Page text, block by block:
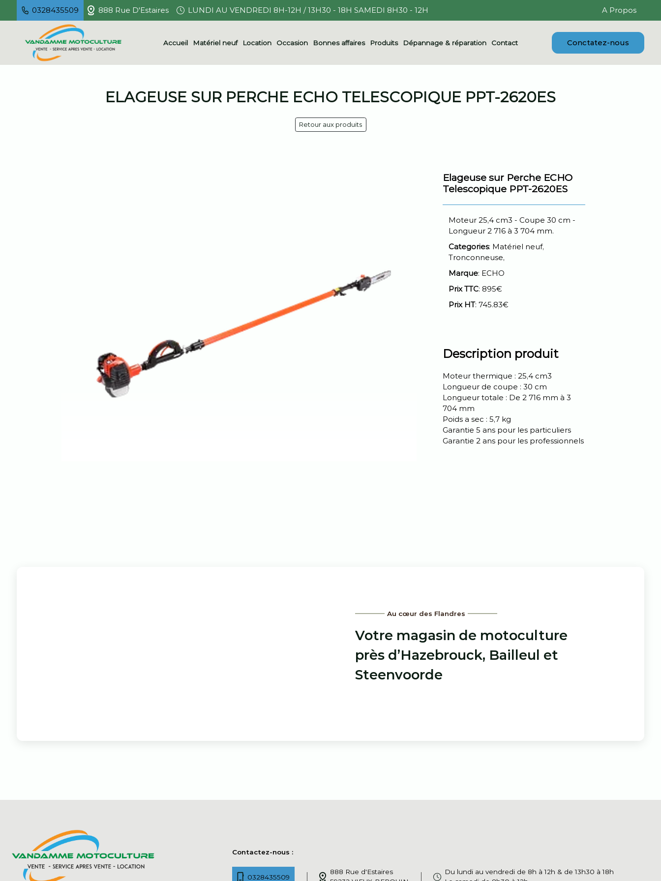
0328435509 888 Rue D'Estaires LUNDI AU VENDREDI 8H-12H / 13H30 - 18H SAMEDI 8H30 - 12H A Propos
Accueil Matériel neuf Location Occasion Bonnes affaires Produits Dépannage & réparation Contact Conctatez-nous
ELAGEUSE SUR PERCHE ECHO TELESCOPIQUE PPT-2620ES
Retour aux produits
Elageuse sur Perche ECHO
Telescopique PPT-2620ES
Moteur 25,4 cm3 - Coupe 30 cm -
Longueur 2 716 à 3 704 mm.
Categories: Matériel neuf,
Tronconneuse,
Marque: ECHO
Prix TTC: 895€
Prix HT: 745.83€
Description produit
Moteur thermique : 25,4 cm3
Longueur de coupe : 30 cm
Longueur totale : De 2 716 mm à 3
704 mm
Poids a sec : 5,7 kg
Garantie 5 ans pour les particuliers
Garantie 2 ans pour les professionnels
Au cœur des Flandres
Votre magasin de motoculture
près d’Hazebrouck, Bailleul et
Steenvoorde
Contactez-nous :
0328435509
888 Rue d'Estaires
Du lundi au vendredi de 8h à 12h & de 13h30 à 18h